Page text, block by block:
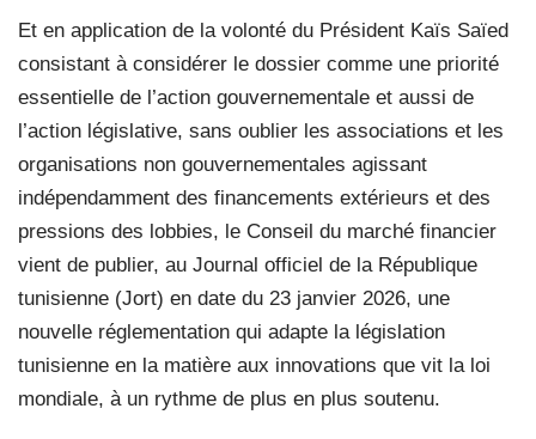
Et en application de la volonté du Président Kaïs Saïed
consistant à considérer le dossier comme une priorité
essentielle de l’action gouvernementale et aussi de
l’action législative, sans oublier les associations et les
organisations non gouvernementales agissant
indépendamment des financements extérieurs et des
pressions des lobbies, le Conseil du marché financier
vient de publier, au Journal officiel de la République
tunisienne (Jort) en date du 23 janvier 2026, une
nouvelle réglementation qui adapte la législation
tunisienne en la matière aux innovations que vit la loi
mondiale, à un rythme de plus en plus soutenu.